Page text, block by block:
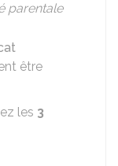
parentale
être
les 3